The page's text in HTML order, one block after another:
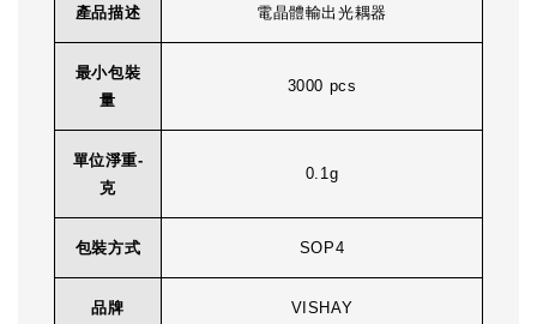
產品描述 電晶體輸出光耦器
最小包裝
量
3000 pcs
單位淨重-
克
0.1g
包裝方式 SOP4
品牌 VISHAY